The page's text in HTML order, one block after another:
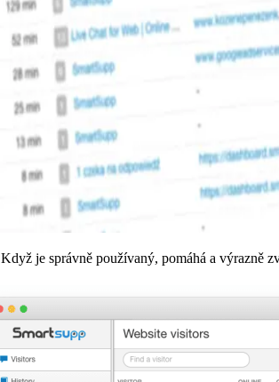
Když je správně používaný, pomáhá a výrazně